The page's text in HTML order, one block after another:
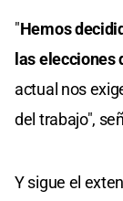
"Hemos
las elecciones
actual nos
del trabajo",
Y sigue el